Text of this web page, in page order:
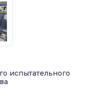
испытательного